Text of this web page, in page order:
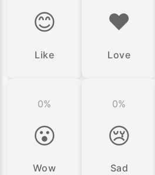
😊
Like
❤️
Love
0%
😮
Wow
0%
😢
Sad